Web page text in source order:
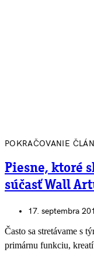
POKRAČOVANIE
Piesne, ktoré
súčasť Wall
17. septembra
Často sa stretávame s
primárnu funkciu,